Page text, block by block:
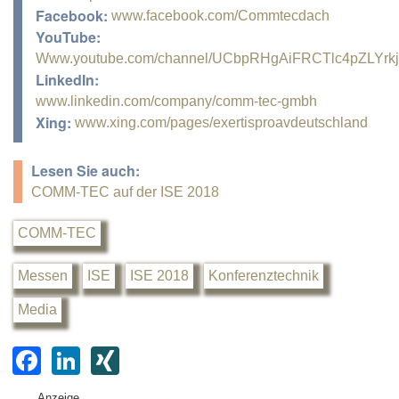
Facebook: www.facebook.com/Commtecdach
YouTube:
Www.youtube.com/channel/
LinkedIn:
www.linkedin.com/company/comm-tec-gmbh
Xing: www.xing.com/pages/exertisproavdeutschland
Lesen Sie auch:
COMM-TEC auf der ISE 2018
COMM-TEC
Messen ISE ISE 2018 Konferenztechnik
Media
F
a
Li